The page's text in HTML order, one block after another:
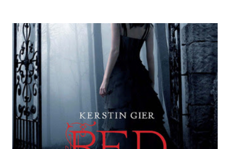
grande (Devil's Night 1#) Autrice : Penelope Douglas
Pagine: 448 Editore: Newton Compton Editori
Pubblicazione: 10 Gennaio 2023 Traduttore: Laura Lancini
Trama: “Si chiama Michael Crist. È il fratello maggiore del
mio ragazzo ed è come quei film dell'orrore che guardi
coprendoti gli occhi. È bellissimo, forte, e assolutamente
terrificante. Non mi vede neppure. Ma io l'ho notato. L'ho
visto, l'ho sentito. Le cose che ha fatto, i misfatti ch...